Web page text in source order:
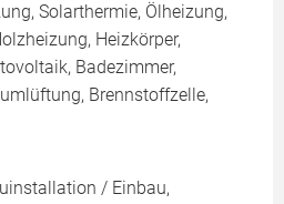
Solarthermie, Ölheizung,
Heizkörper,
Badezimmer,
Brennstoffzelle,
/ Einbau,